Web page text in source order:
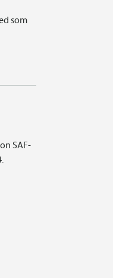
som
SAF-